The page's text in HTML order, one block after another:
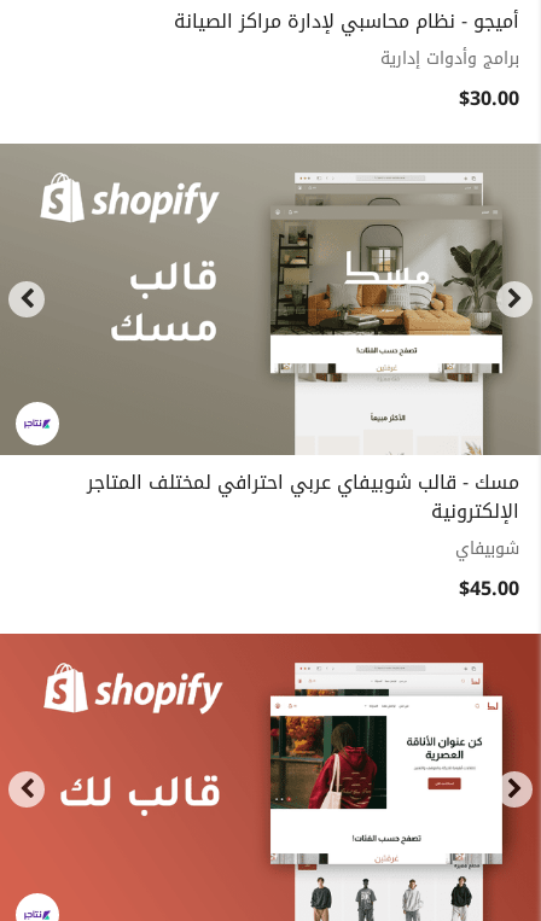
أميجو - نظام محاسبي لإدارة مراكز الصيانة
برامج وأدوات إدارية
$30.00
مسك - قالب شوبيفاي عربي احترافي لمختلف المتاجر
الإلكترونية
شوبيفاي
$45.00